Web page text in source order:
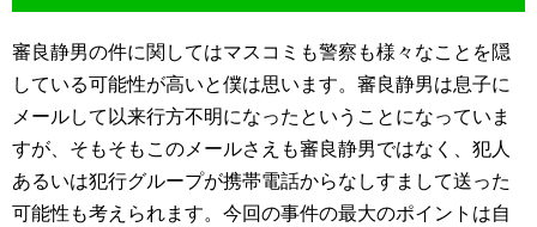
審良静男の件に関してはマスコミも警察も様々なことを隠
している可能性が高いと僕は思います。審良静男は息子に
メールして以来行方不明になったということになっていま
すが、そもそもこのメールさえも審良静男ではなく、犯人
あるいは犯行グループが携帯電話からなしすまして送った
可能性も考えられます。今回の事件の最大のポイントは自